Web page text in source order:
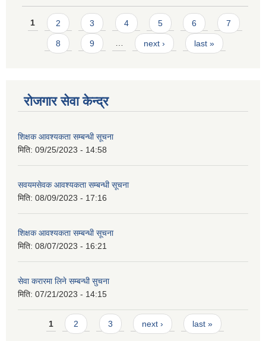
Pages
1 2 3 4 5 6 7
8 9 … next › last »
रोजगार सेवा केन्द्र
शिक्षक आवश्यकता सम्बन्धी सूचना
मिति: 09/25/2023 - 14:58
सवयमसेवक आवश्यकता सम्बन्धी सूचना
मिति: 08/09/2023 - 17:16
शिक्षक आवश्यकता सम्बन्धी सूचना
मिति: 08/07/2023 - 16:21
सेवा करारमा लिने सम्बन्धी सुचना
मिति: 07/21/2023 - 14:15
Pages
1 2 3 next › last »